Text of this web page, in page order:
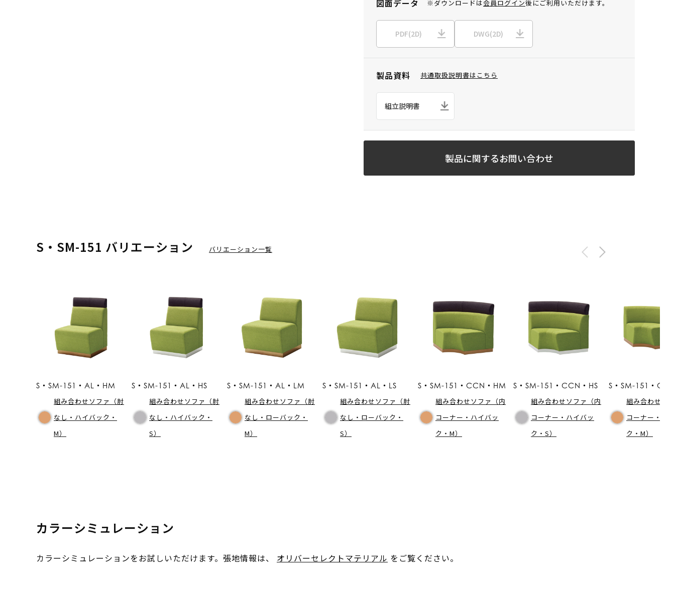
図面データ ※ダウンロードは会員ログイン後にご利用いただけます。
PDF(2D) DWG(2D)
製品資料 共通取扱説明書はこちら
組立説明書
製品に関するお問い合わせ
S・SM-151 バリエーション バリエーション一覧
S・SM-151・AL・HM
組み合わせソファ（肘
なし・ハイバック・
M）
S・SM-151・AL・HS
組み合わせソファ（肘
なし・ハイバック・
S）
S・SM-151・AL・LM
組み合わせソファ（肘
なし・ローバック・
M）
S・SM-151・AL・LS
組み合わせソファ（肘
なし・ローバック・
S）
S・SM-151・CCN・HM
組み合わせソファ（内
コーナー・ハイバッ
ク・M）
S・SM-151・CCN・HS
組み合わせソファ（内
コーナー・ハイバッ
ク・S）
S・SM-151・
組み合わせソ
コーナー・ロ
ク・M）
カラーシミュレーション
カラーシミュレーションをお試しいただけます。張地情報は、 オリバーセレクトマテリアル をご覧ください。